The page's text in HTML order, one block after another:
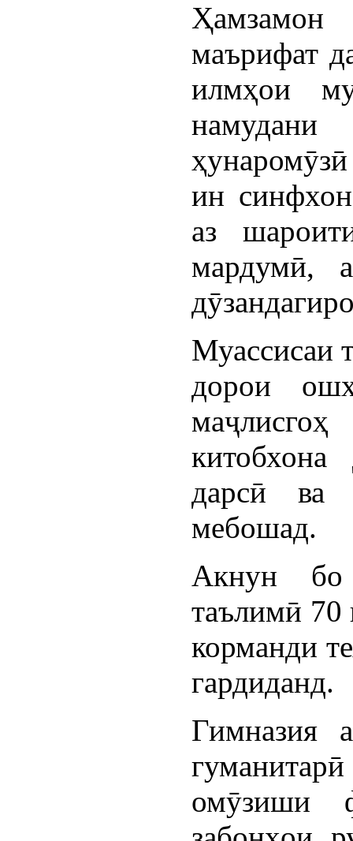
маърифат
илмҳои
намудани
ин
аз
мардумӣ,
Муассисаи
дорои
дарсӣ ва
мебошад.
Акнун бо
таълимӣ 70
корманди
гардиданд.
Гимназия
омӯзиши